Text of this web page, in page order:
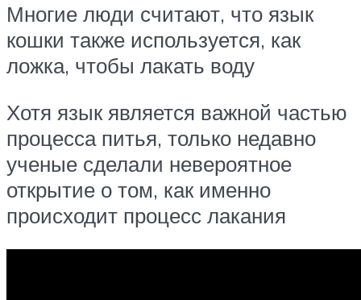
Многие люди считают, что язык
кошки также используется, как
ложка, чтобы лакать воду
Хотя язык является важной частью
процесса питья, только недавно
ученые сделали невероятное
открытие о том, как именно
происходит процесс лакания